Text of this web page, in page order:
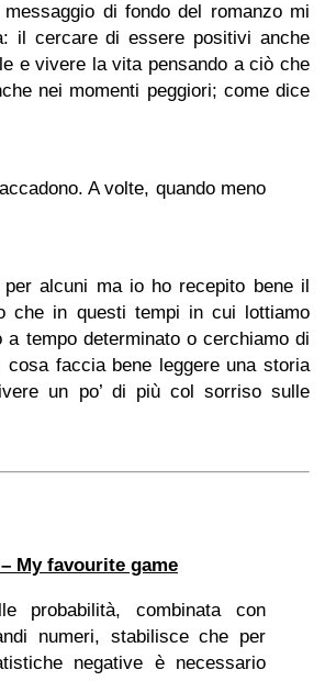
di fondo del romanzo mi
il cercare di essere positivi anche
e vivere la vita pensando a ciò che
nei momenti peggiori; come dice
A volte, quando meno
per alcuni ma io ho recepito bene il
che in questi tempi in cui lottiamo
a tempo determinato o cerchiamo di
cosa faccia bene leggere una storia
un po’ di più col sorriso sulle
My favourite game
probabilità, combinata con
numeri, stabilisce che per
negative è necessario